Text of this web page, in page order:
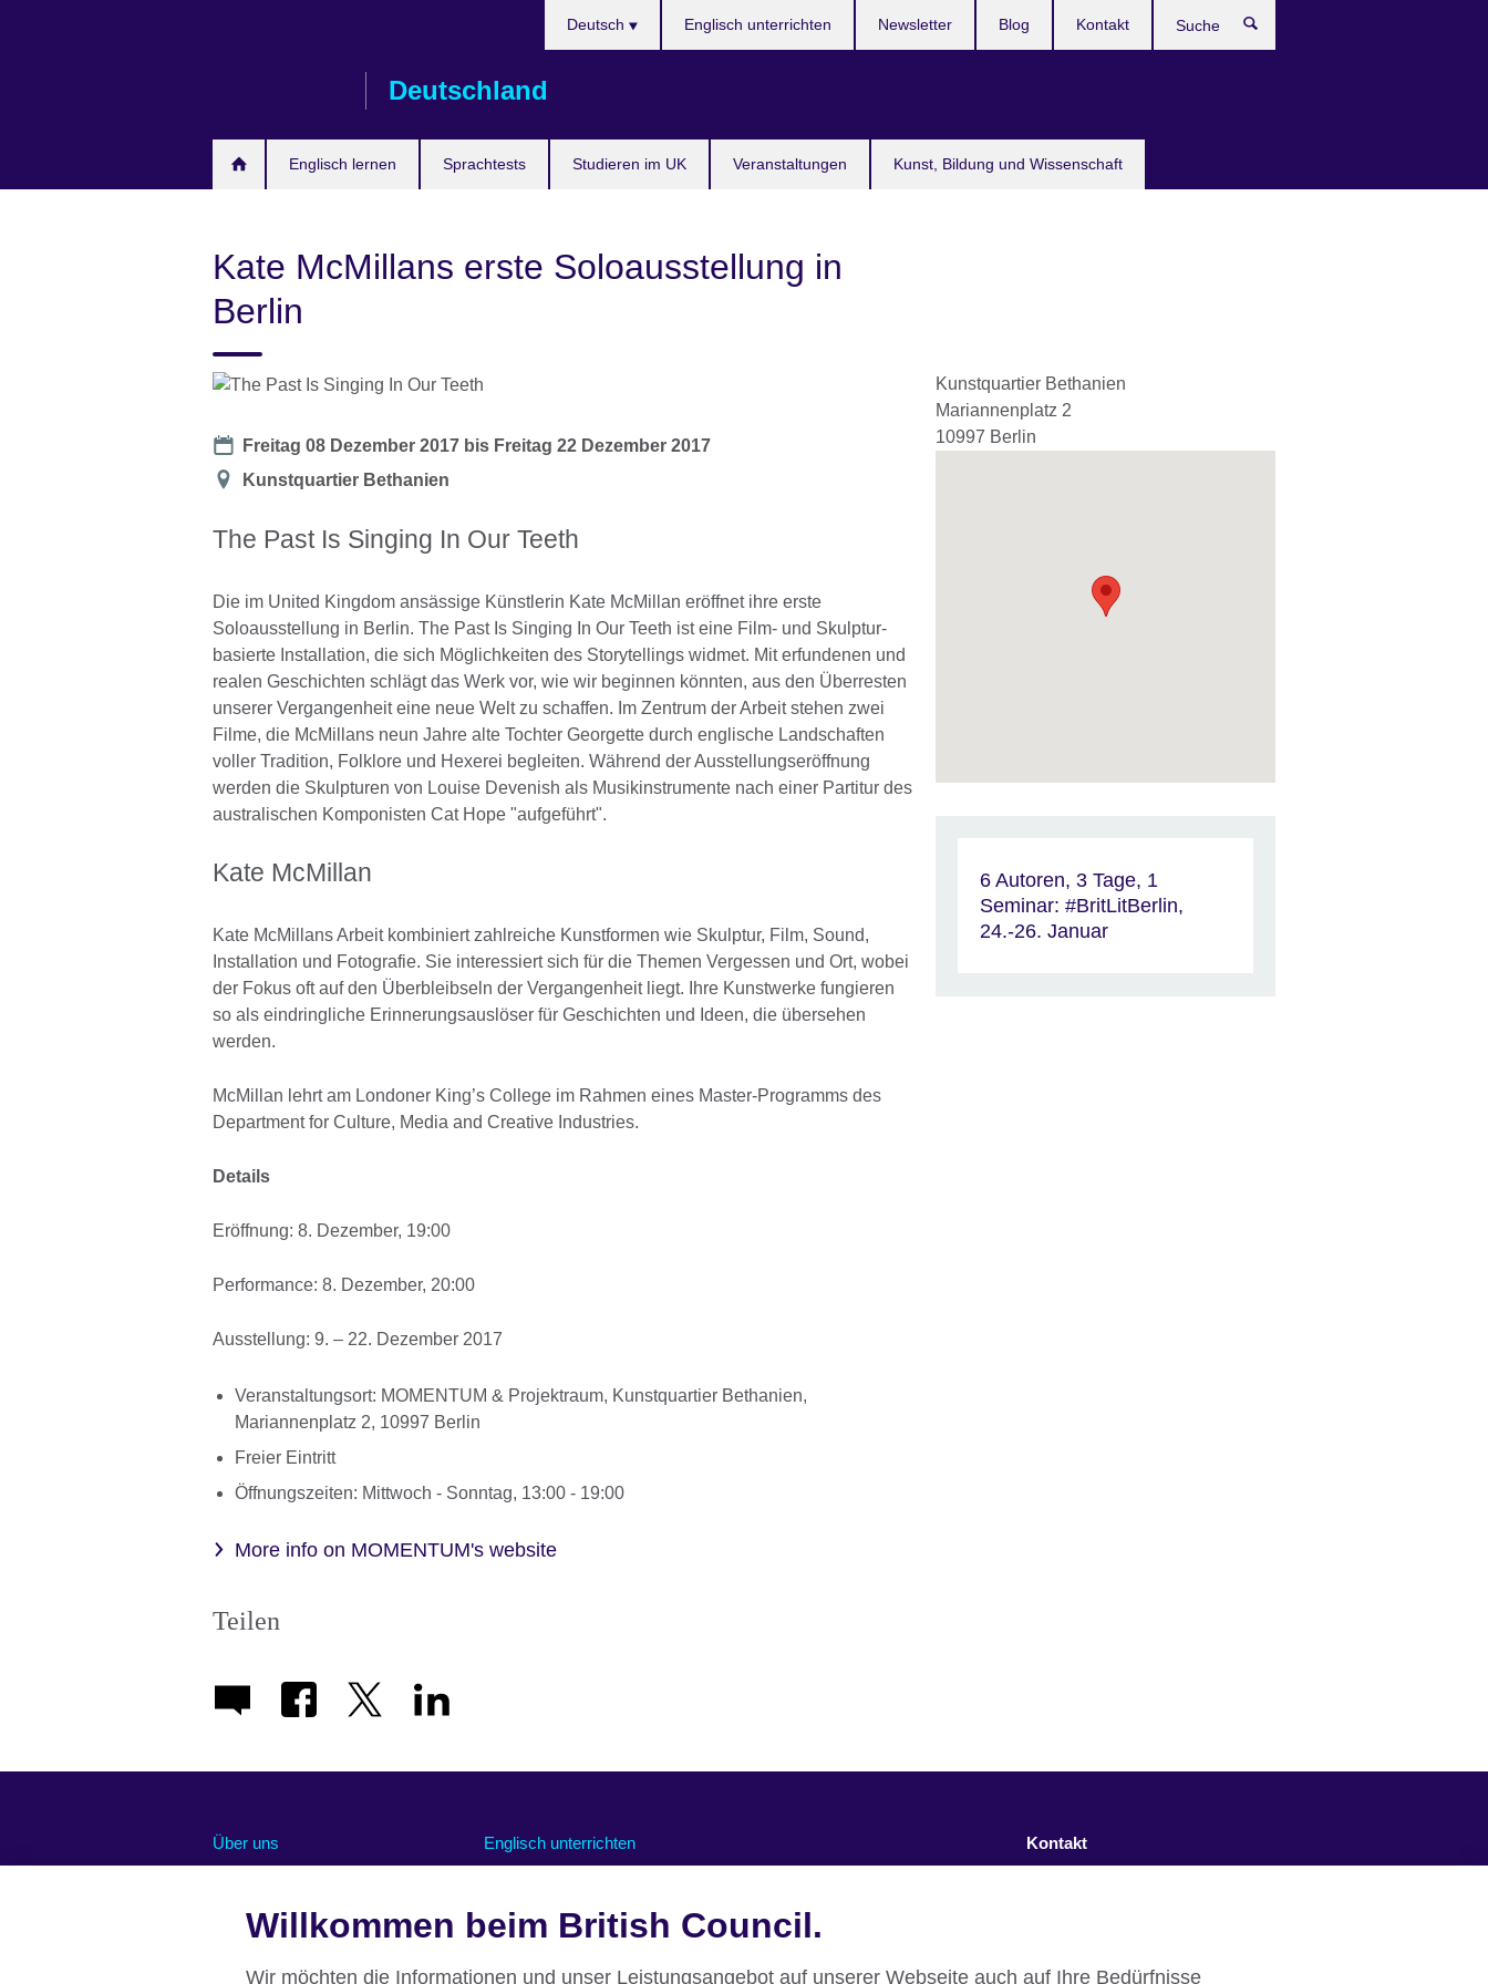
Deutschland
Englisch lernen Sprachtests Studieren im UK Veranstaltungen Kunst, Bildung und Wissenschaft
Deutsch Englisch unterrichten Newsletter Blog Kontakt
Kate McMillans erste Soloausstellung in
Berlin
Date
Freitag 08 Dezember 2017 bis Freitag 22 Dezember 2017
Location
Kunstquartier Bethanien
The Past Is Singing In Our Teeth
Die im United Kingdom ansässige Künstlerin Kate McMillan eröffnet ihre erste
Soloausstellung in Berlin. The Past Is Singing In Our Teeth ist eine Film- und Skulptur-
basierte Installation, die sich Möglichkeiten des Storytellings widmet. Mit erfundenen und
realen Geschichten schlägt das Werk vor, wie wir beginnen könnten, aus den Überresten
unserer Vergangenheit eine neue Welt zu schaffen. Im Zentrum der Arbeit stehen zwei
Filme, die McMillans neun Jahre alte Tochter Georgette durch englische Landschaften
voller Tradition, Folklore und Hexerei begleiten. Während der Ausstellungseröffnung
werden die Skulpturen von Louise Devenish als Musikinstrumente nach einer Partitur des
australischen Komponisten Cat Hope "aufgeführt".
Kate McMillan
Kate McMillans Arbeit kombiniert zahlreiche Kunstformen wie Skulptur, Film, Sound,
Installation und Fotografie. Sie interessiert sich für die Themen Vergessen und Ort, wobei
der Fokus oft auf den Überbleibseln der Vergangenheit liegt. Ihre Kunstwerke fungieren
so als eindringliche Erinnerungsauslöser für Geschichten und Ideen, die übersehen
werden.
McMillan lehrt am Londoner King’s College im Rahmen eines Master-Programms des
Department for Culture, Media and Creative Industries.
Details
Eröffnung: 8. Dezember, 19:00
Performance: 8. Dezember, 20:00
Ausstellung: 9. – 22. Dezember 2017
Veranstaltungsort: MOMENTUM & Projektraum, Kunstquartier Bethanien,
Mariannenplatz 2, 10997 Berlin
Freier Eintritt
Öffnungszeiten: Mittwoch - Sonntag, 13:00 - 19:00
More info on MOMENTUM's website
Teilen
Kunstquartier Bethanien
Mariannenplatz 2
10997 Berlin
6 Autoren, 3 Tage, 1
Seminar: #BritLitBerlin,
24.-26. Januar
Über uns
Chancengleichheit und Inklusion
Unsere grüne Agenda
Stellenangebote
Englisch unterrichten
Unterstützung für den Online-
Unterricht
Kontakt
Willkommen beim British Council.
Wir möchten die Informationen und unser Leistungsangebot auf unserer Webseite auch auf Ihre Bedürfnisse